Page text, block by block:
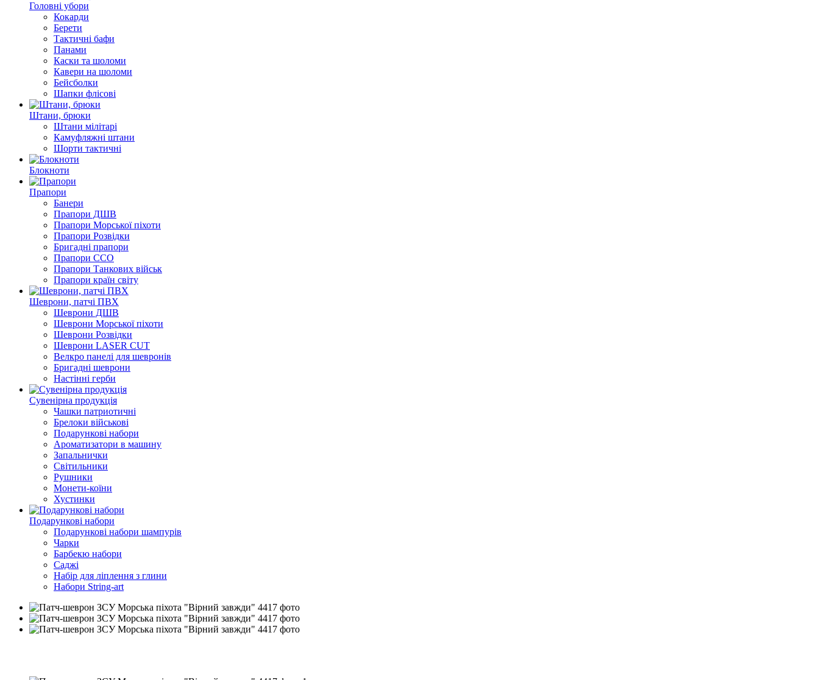
Головні убори
Кокарди
Берети
Тактичні бафи
Панами
Каски та шоломи
Кавери на шоломи
Бейсболки
Шапки флісові
Штани, брюки
Штани мілітарі
Камуфляжні штани
Шорти тактичні
Блокноти
Прапори
Банери
Прапори ДШВ
Прапори Морської піхоти
Прапори Розвідки
Бригадні прапори
Прапори ССО
Прапори Танкових військ
Прапори країн світу
Шеврони, патчі ПВХ
Шеврони ДШВ
Шеврони Морської піхоти
Шеврони Розвідки
Шеврони LASER CUT
Велкро панелі для шевронів
Бригадні шеврони
Настінні герби
Сувенірна продукція
Чашки патриотичні
Брелоки військові
Подарункові набори
Ароматизатори в машину
Запальнички
Світильники
Рушники
Монети-коїни
Хустинки
Подарункові набори
Подарункові набори шампурів
Чарки
Барбекю набори
Саджі
Набір для ліплення з глини
Набори String-art